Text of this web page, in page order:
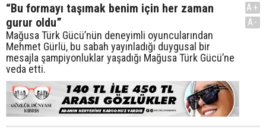
“Bu formayı taşımak benim için her zaman
gurur oldu”
Mağusa Türk Gücü’nün deneyimli oyuncularından
Mehmet Gürlü, bu sabah yayınladığı duygusal bir
mesajla şampiyonluklar yaşadığı Mağusa Türk Gücü’ne
veda etti.
A+
A-